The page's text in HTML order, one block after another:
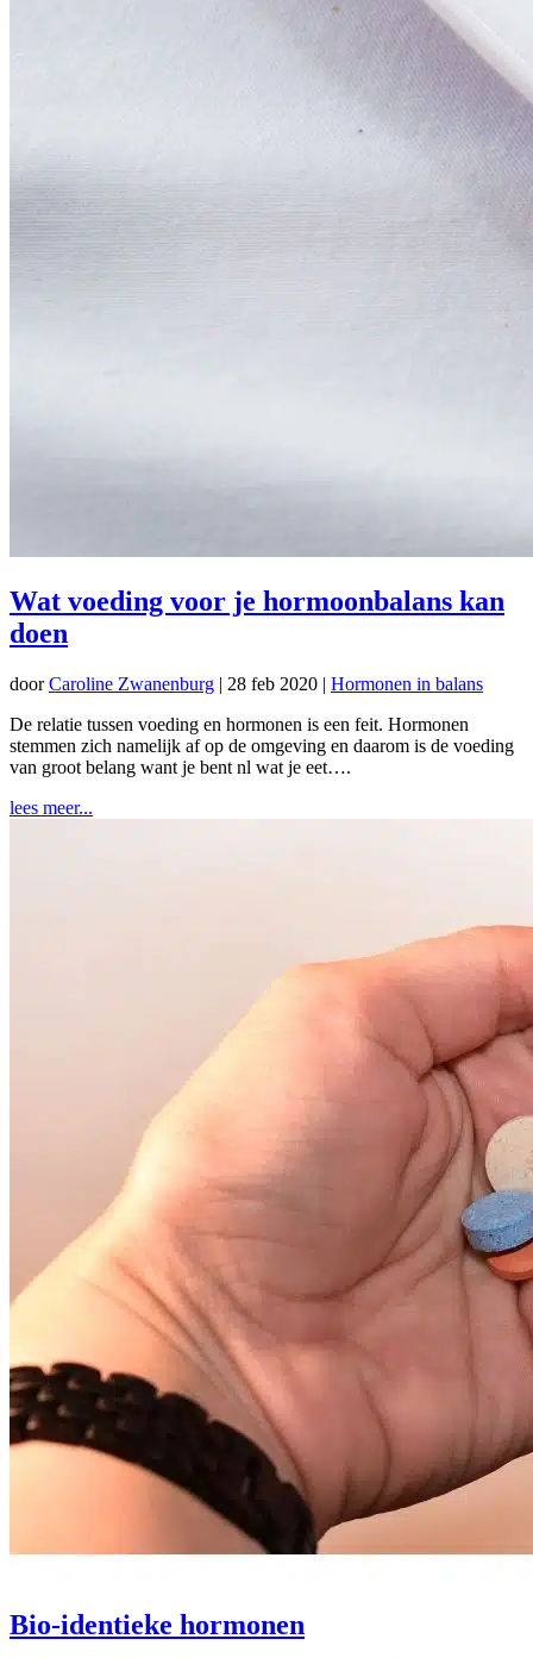
Wat voeding voor je hormoonbalans kan
doen
doorCaroline Zwanenburg | 28 feb 2020 | Hormonen in balans
De relatie tussen voeding en hormonen is een feit. Hormonen
stemmen zich namelijk af op de omgeving en daarom is de voeding
van groot belang want je bent nl wat je eet….
lees meer...
Bio-identieke hormonen